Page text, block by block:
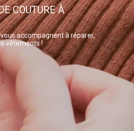
COUTURE À
accompagnent à réparer,
vêtements !